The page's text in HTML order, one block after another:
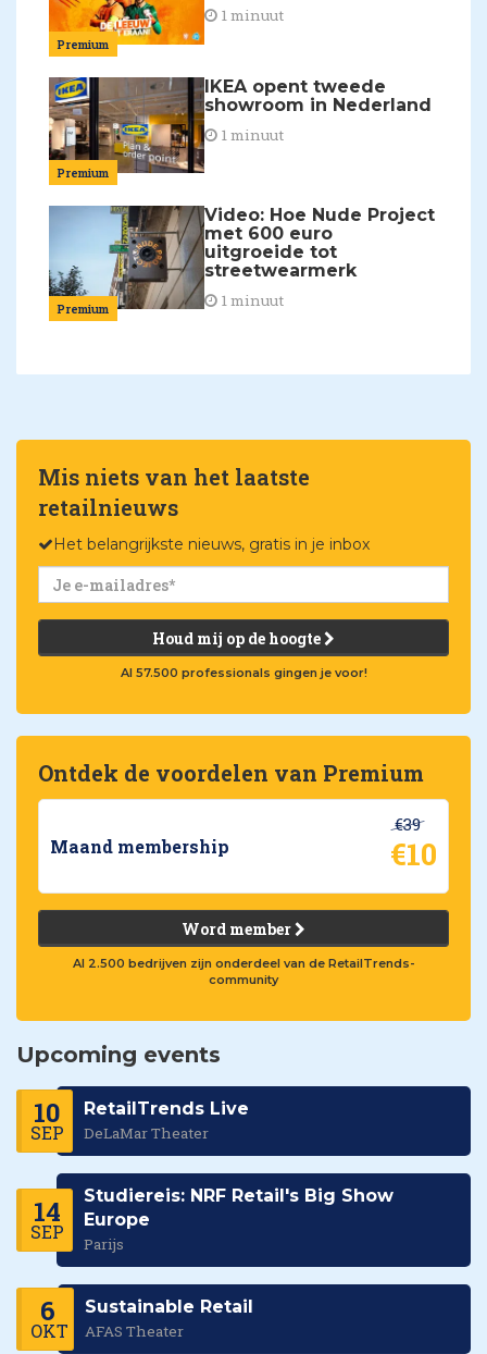
Premium
1 minuut
Premium
IKEA opent tweede
showroom in Nederland
1 minuut
Premium
Video: Hoe Nude Project
met 600 euro
uitgroeide tot
streetwearmerk
1 minuut
Mis niets van het laatste
retailnieuws
Het belangrijkste nieuws, gratis in je inbox
Houd mij op de hoogte
Al 57.500 professionals gingen je voor!
Ontdek de voordelen van Premium
Maand membership
€39
€10
Word member
Al 2.500 bedrijven zijn onderdeel van de RetailTrends-
community
Upcoming events
10
SEP
RetailTrends Live
DeLaMar Theater
14
SEP
Studiereis: NRF Retail's Big Show
Europe
Parijs
6
OKT
Sustainable Retail
AFAS Theater